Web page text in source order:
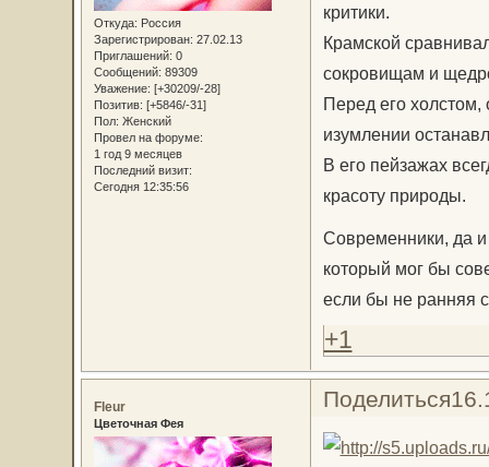
Откуда: Россия
Зарегистрирован: 27.02.13
Приглашений: 0
Сообщений: 89309
Уважение: [+30209/-28]
Позитив: [+5846/-31]
Пол: Женский
Провел на форуме:
1 год 9 месяцев
Последний визит:
Сегодня 12:35:56
критики.
Крамской
сокровищам и
Перед его холстом,
изумлении
В его пейзажах
красоту природы.
Современники, да и
который мог бы
если бы не ранняя
+1
Поделиться
Fleur
Цветочная Фея